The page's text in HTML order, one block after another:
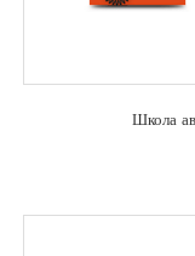
Школа